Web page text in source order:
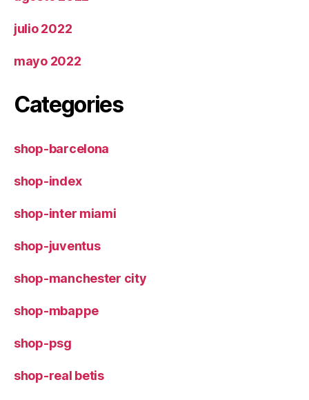
julio 2022
mayo 2022
Categories
shop-barcelona
shop-index
shop-inter miami
shop-juventus
shop-manchester city
shop-mbappe
shop-psg
shop-real betis